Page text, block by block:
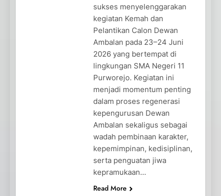
sukses menyelenggarakan
kegiatan Kemah dan
Pelantikan Calon Dewan
Ambalan pada 23–24 Juni
2026 yang bertempat di
lingkungan SMA Negeri 11
Purworejo. Kegiatan ini
menjadi momentum penting
dalam proses regenerasi
kepengurusan Dewan
Ambalan sekaligus sebagai
wadah pembinaan karakter,
kepemimpinan, kedisiplinan,
serta penguatan jiwa
kepramukaan…
Read More